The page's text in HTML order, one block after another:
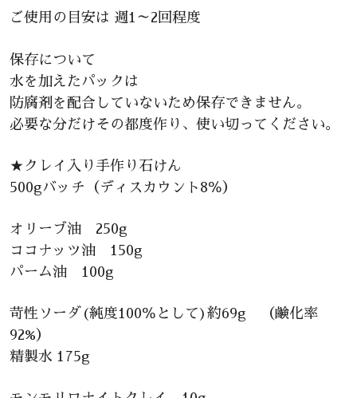
ご使用の目安は 週1～2回程度
保存について
水を加えたパックは
防腐剤を配合していないため保存できません。
必要な分だけその都度作り、使い切ってください。
★クレイ入り手作り石けん
500gバッチ（ディスカウント8％）
オリーブ油 250g
ココナッツ油 150g
パーム油 100g
苛性ソーダ(純度100％として)約69g （鹸化率
92%）
精製水 175g